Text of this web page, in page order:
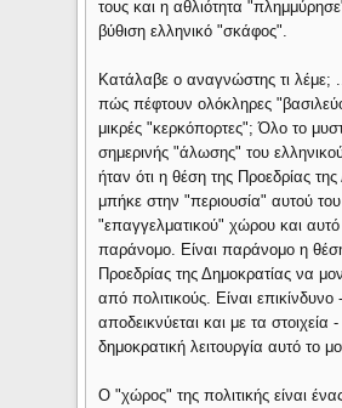
τους και η αθλιότητα
βύθιση ελληνικό "σκάφος".
Κατάλαβε ο αναγνώστης τι λέμε;
πώς πέφτουν ολόκληρες
μικρές "κερκόπορτες"; Όλο το
σημερινής "άλωσης" του
ήταν ότι η θέση της Προεδρίας
μπήκε στην "περιουσία" αυτού του
"επαγγελματικού" χώρου και αυτό
παράνομο. Είναι παράνομο η
Προεδρίας της Δημοκρατίας να
από πολιτικούς. Είναι
αποδεικνύεται και με τα στοιχεία -
δημοκρατική λειτουργία αυτό το
Ο "χώρος" της πολιτικής είναι